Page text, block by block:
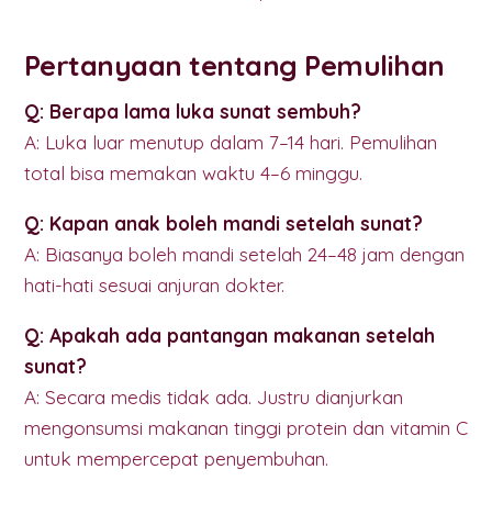
Pertanyaan tentang Pemulihan
Q: Berapa lama luka sunat sembuh?
A: Luka luar menutup dalam 7–14 hari. Pemulihan
total bisa memakan waktu 4–6 minggu.
Q: Kapan anak boleh mandi setelah sunat?
A: Biasanya boleh mandi setelah 24–48 jam dengan
hati-hati sesuai anjuran dokter.
Q: Apakah ada pantangan makanan setelah
sunat?
A: Secara medis tidak ada. Justru dianjurkan
mengonsumsi makanan tinggi protein dan vitamin C
untuk mempercepat penyembuhan.